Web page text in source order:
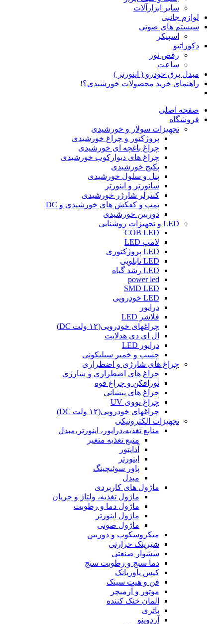
سایر ابزارآلات
لوازم جانبی
سیستم های صوتی
اسپیکر
دکوراتیو
رقص نور
ساعت
مبدل برق خودرو ( اینورتر )
راهنمای خرید محصولات خورشیدی؟!
صفحه اصلی
فروشگاه
تجهیزات سولار و خورشیدی
پروژکتور و چراغ خورشیدی
چراغ باغچه ای خورشیدی
چراغ های دیوارکوب خورشیدی
پکیج خورشیدی
پنل و سلول خورشیدی
سانورتر و اینورتر
کنترلر شارژر خورشیدی
پمپ و کفکش های خورشیدی و DC
دوربین خورشیدی
LED و تجهیزات روشنایی
COB LED
لامپ LED
LED پروژکتوری
LED تابلویی
LED رشد گیاه
power led
SMD LED
LED خودرویی
درایور
فلاشر LED
چراغهای خودرویی(۱۲ ولت DC)
ال ای دی هدلایت
درایور LED
چسب و خمیر سیلیکونی
چراغ های شارژی و اضطراری
چراغ های اضطراری و شارژی
نورافکن و چراغ قوه
چراغ های پیشانی
چراغ یووی UV
چراغهای خودرویی(۱۲ ولت DC)
تجهیزات الکترونیکی
منابع تغذیه،درایور، اینورتر،مبدل
منبع تغذیه متغیر
آداپتور
اینورتر
پاور سوئیچینگ
مبدل
ماژول های کاربردی
ماژول تغذیه، ولتاژ و جریان
ماژول دما و رطوبت
ماژول اینورتر
ماژول صوتی
میکروسکوپ و دوربین
شیرینک حرارتی
سشوار صنعتی
دما سنج و رطوبت سنج
کیس پاوربانک
فن و هیت سینک
موتور و آرمیچر
المان خنک کننده
باتری
آردوینو